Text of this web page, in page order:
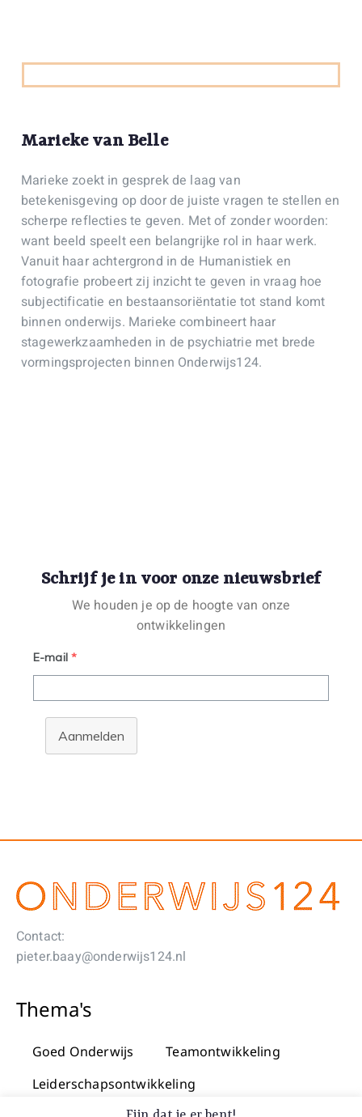
Marieke van Belle
Marieke zoekt in gesprek de laag van
betekenisgeving op door de juiste vragen te stellen en
scherpe reflecties te geven. Met of zonder woorden:
want beeld speelt een belangrijke rol in haar werk.
Vanuit haar achtergrond in de Humanistiek en
fotografie probeert zij inzicht te geven in vraag hoe
subjectificatie en bestaansoriëntatie tot stand komt
binnen onderwijs. Marieke combineert haar
stagewerkzaamheden in de psychiatrie met brede
vormingsprojecten binnen Onderwijs124.
Schrijf je in voor onze nieuwsbrief
We houden je op de hoogte van onze
ontwikkelingen
E-mail *
Aanmelden
Contact:
pieter.baay@onderwijs124.nl
Thema's
Goed Onderwijs
Teamontwikkeling
Leiderschapsontwikkeling